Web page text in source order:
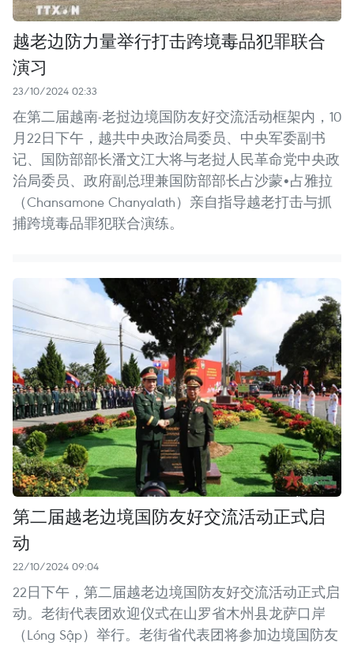
越老边防力量举行打击跨境毒品犯罪联合
演习
23/10/2024 02:33
在第二届越南-老挝边境国防友好交流活动框架内，10
月22日下午，越共中央政治局委员、中央军委副书
记、国防部部长潘文江大将与老挝人民革命党中央政
治局委员、政府副总理兼国防部部长占沙蒙•占雅拉
（Chansamone Chanyalath）亲自指导越老打击与抓
捕跨境毒品罪犯联合演练。
第二届越老边境国防友好交流活动正式启
动
22/10/2024 09:04
22日下午，第二届越老边境国防友好交流活动正式启
动。老街代表团欢迎仪式在山罗省木州县龙萨口岸
（Lóng Sập）举行。老街省代表团将参加边境国防友